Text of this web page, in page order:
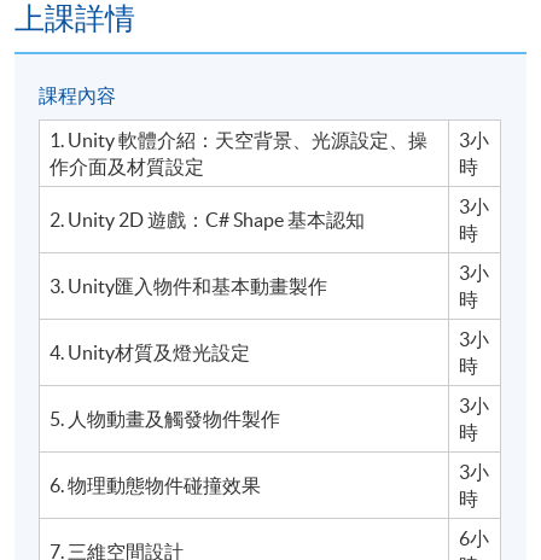
上課詳情
課程內容
1. Unity 軟體介紹：天空背景、光源設定、操
作介面及材質設定
3小
時
2. Unity 2D 遊戲：C# Shape 基本認知
3小
時
3. Unity匯入物件和基本動畫製作
3小
時
4. Unity材質及燈光設定
3小
時
5. 人物動畫及觸發物件製作
3小
時
6. 物理動態物件碰撞效果
3小
時
7. 三維空間設計
6小